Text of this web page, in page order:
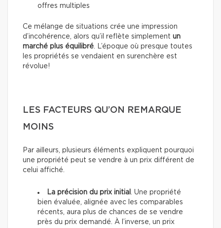
offres multiples
Ce mélange de situations crée une impression
d’incohérence, alors qu’il reflète simplement un
marché plus équilibré. L’époque où presque toutes
les propriétés se vendaient en surenchère est
révolue!
LES FACTEURS QU’ON REMARQUE
MOINS
Par ailleurs, plusieurs éléments expliquent pourquoi
une propriété peut se vendre à un prix différent de
celui affiché.
La précision du prix initial . Une propriété
bien évaluée, alignée avec les comparables
récents, aura plus de chances de se vendre
près du prix demandé. À l’inverse, un prix